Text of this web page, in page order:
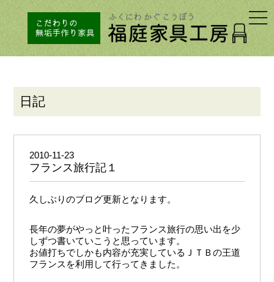
日記
2010-11-23
フランス旅行記１
久しぶりのブログ更新となります。
長年の夢がやっと叶ったフランス旅行の思い出を少
しずつ書いていこうと思っています。
お値打ちでしかも内容が充実しているＪＴＢの王道
フランスを利用して行ってきました。